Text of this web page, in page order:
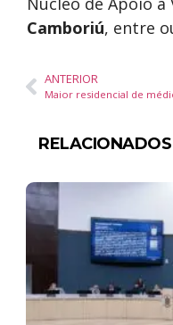
Camboriú, entre
ANTERIOR
RELACIONADOS